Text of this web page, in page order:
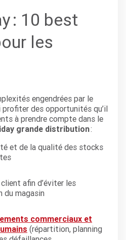
: 10 best
our les
engendrées par le
profiter des opportunités qu’il
à prendre compte dans le
grande distribution:
et de la qualité des stocks
afin d’éviter les
du magasin
commerciaux et
(répartition, planning